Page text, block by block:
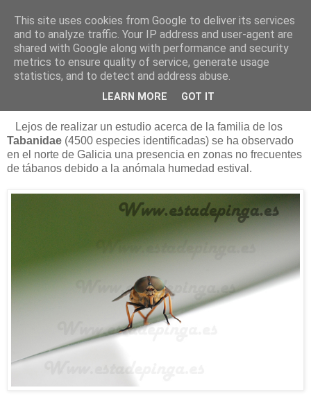
Está de pinga
19/8/12
Los tábanos autumnalis
Lejos de realizar un estudio acerca de la familia de los
Tabanidae (4500 especies identificadas) se ha observado
en el norte de Galicia una presencia en zonas no frecuentes
de tábanos debido a la anómala humedad estival.
This site uses cookies from Google to deliver its services
and to analyze traffic. Your IP address and user-agent are
shared with Google along with performance and security
metrics to ensure quality of service, generate usage
statistics, and to detect and address abuse.
LEARN MORE GOT IT